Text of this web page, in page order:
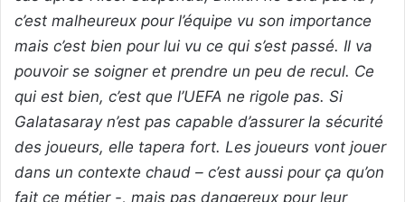
c’est malheureux pour l’équipe vu son importance
mais c’est bien pour lui vu ce qui s’est passé. Il va
pouvoir se soigner et prendre un peu de recul. Ce
qui est bien, c’est que l’UEFA ne rigole pas. Si
Galatasaray n’est pas capable d’assurer la sécurité
des joueurs, elle tapera fort. Les joueurs vont jouer
dans un contexte chaud – c’est aussi pour ça qu’on
fait ce métier -, mais pas dangereux pour leur